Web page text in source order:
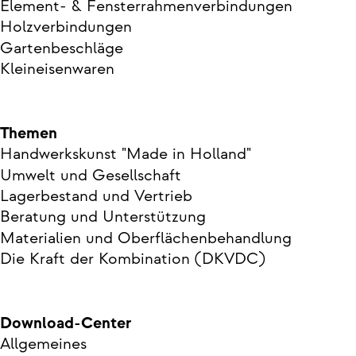
Element- & Fensterrahmenverbindungen
Holzverbindungen
Gartenbeschläge
Kleineisenwaren
Themen
Handwerkskunst "Made in Holland"
Umwelt und Gesellschaft
Lagerbestand und Vertrieb
Beratung und Unterstützung
Materialien und Oberflächenbehandlung
Die Kraft der Kombination (DKVDC)
Download-Center
Allgemeines